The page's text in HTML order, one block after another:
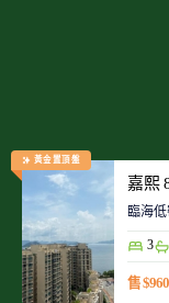
黃金置頂盤
嘉熙
臨海
3
售